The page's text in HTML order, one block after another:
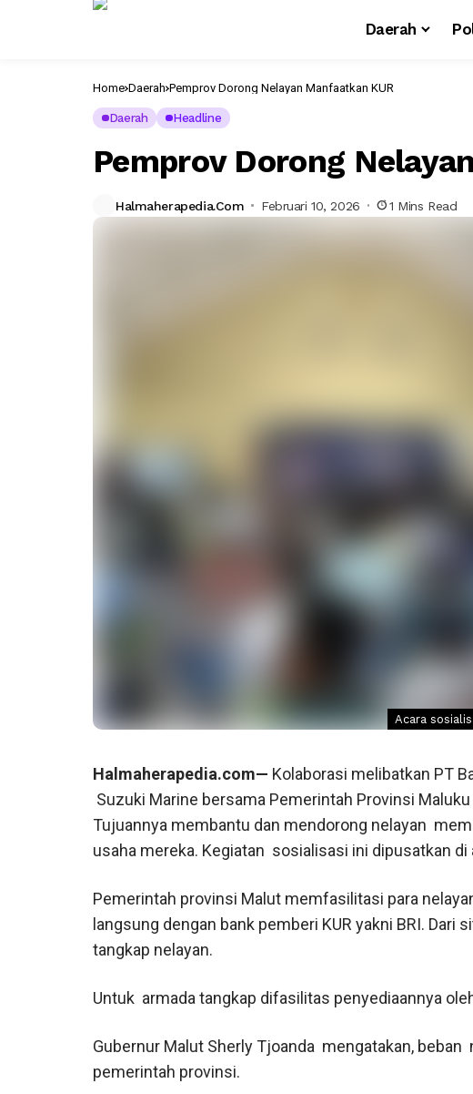
Daerah
Home Daerah Pemprov Dorong Nelayan Manfaatkan KUR
Daerah Headline
Pemprov Dorong
Halmaherapedia.com Februari 10, 2026 1 Mins Read
Acara
Halmaherapedia.com— Kolaborasi melibatkan PT
Suzuki Marine bersama Pemerintah Provinsi
Tujuannya membantu dan mendorong nelayan
usaha mereka. Kegiatan sosialisasi ini dipusatkan
Pemerintah provinsi Malut memfasilitasi para
langsung dengan bank pemberi KUR yakni BRI.
tangkap nelayan.
Untuk armada tangkap difasilitas penyediaannya
Gubernur Malut Sherly Tjoanda mengatakan,
pemerintah provinsi.